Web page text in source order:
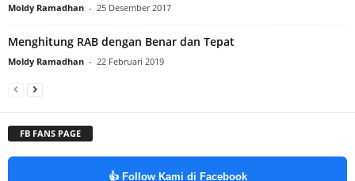
Moldy Ramadhan - 25 Desember 2017
Menghitung RAB dengan Benar dan Tepat
Moldy Ramadhan - 22 Februari 2019
FB FANS PAGE
👍 Follow Kami di Facebook